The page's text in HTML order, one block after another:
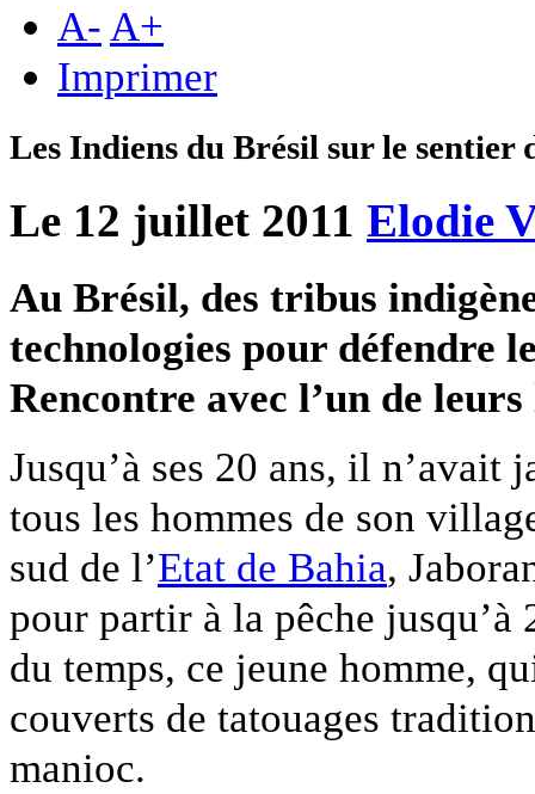
A- A+
Imprimer
Les Indiens du Brésil sur le sentier
Le 12 juillet 2011 Elodie
Au Brésil, des tribus
technologies pour défendre
Rencontre avec l’un de
Jusqu’à ses 20 ans, il n’avait
tous les hommes de son
sud de l’Etat de Bahia,
pour partir à la pêche
du temps, ce jeune homme,
couverts de tatouages
manioc.